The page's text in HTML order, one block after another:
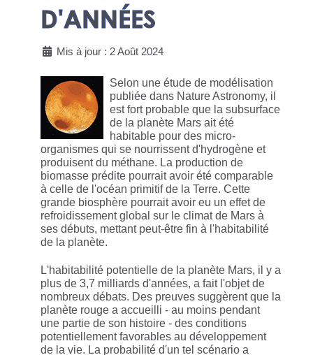
D'ANNÉES
Mis à jour : 2 Août 2024
Selon une étude de modélisation
publiée dans Nature Astronomy, il
est fort probable que la subsurface
de la planète Mars ait été
habitable pour des micro-
organismes qui se nourrissent d'hydrogène et
produisent du méthane. La production de
biomasse prédite pourrait avoir été comparable
à celle de l'océan primitif de la Terre. Cette
grande biosphère pourrait avoir eu un effet de
refroidissement global sur le climat de Mars à
ses débuts, mettant peut-être fin à l'habitabilité
de la planète.
L'habitabilité potentielle de la planète Mars, il y a
plus de 3,7 milliards d'années, a fait l'objet de
nombreux débats. Des preuves suggèrent que la
planète rouge a accueilli - au moins pendant
une partie de son histoire - des conditions
potentiellement favorables au développement
de la vie. La probabilité d'un tel scénario a